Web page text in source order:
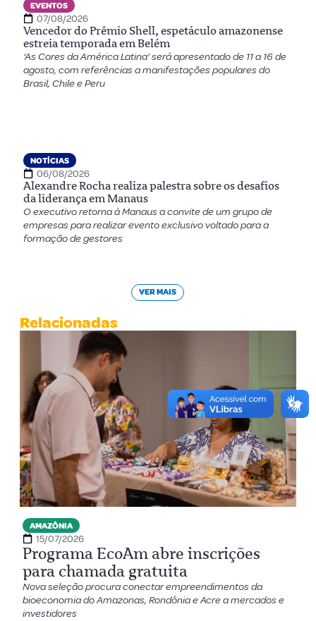
EVENTOS
07/08/2026
Vencedor do Prêmio Shell, espetáculo amazonense
estreia temporada em Belém
‘As Cores da América Latina’ será apresentado de 11 a 16 de
agosto, com referências a manifestações populares do
Brasil, Chile e Peru
NOTÍCIAS
06/08/2026
Alexandre Rocha realiza palestra sobre os desafios
da liderança em Manaus
O executivo retorna à Manaus a convite de um grupo de
empresas para realizar evento exclusivo voltado para a
formação de gestores
VER MAIS
Relacionadas
AMAZÔNIA
15/07/2026
Programa EcoAm abre inscrições
para chamada gratuita
Nova seleção procura conectar empreendimentos da
bioeconomia do Amazonas, Rondônia e Acre a mercados e
investidores